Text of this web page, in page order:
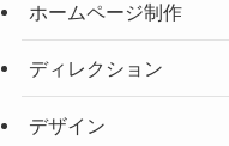
ホームページ制作
ディレクション
デザイン